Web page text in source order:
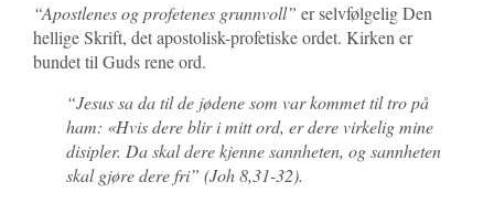
“Apostlenes og profetenes grunnvoll” er selvfølgelig Den
hellige Skrift, det apostolisk-profetiske ordet. Kirken er
bundet til Guds rene ord.
“Jesus sa da til de jødene som var kommet til tro på
ham: «Hvis dere blir i mitt ord, er dere virkelig mine
disipler. Da skal dere kjenne sannheten, og sannheten
skal gjøre dere fri” (Joh 8,31-32).